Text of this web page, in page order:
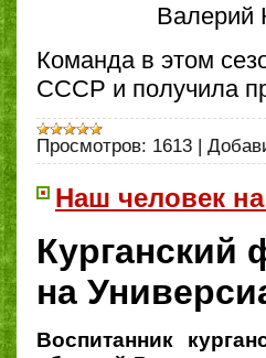
Валерий
Команда в этом
СССР и получила
Просмотров: 1613 |
Наш человек
Курганский
на
Воспитанник